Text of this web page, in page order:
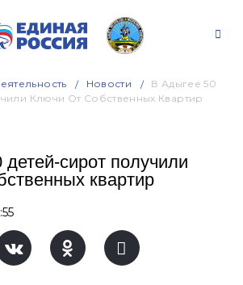
Новости
В Адыгее 50
Ключи От Собственных Квартир
сирот получили
квартир